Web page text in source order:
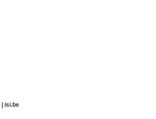
| isi.be